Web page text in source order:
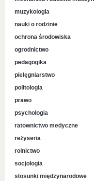
muzykologia
nauki o rodzinie
ochrona środowiska
ogrodnictwo
pedagogika
pielęgniarstwo
politologia
prawo
psychologia
ratownictwo medyczne
reżyseria
rolnictwo
socjologia
stosunki międzynarodowe